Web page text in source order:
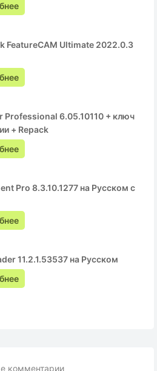
FeatureCAM Ultimate 2022.0.3
Professional 6.05.10110 + ключ
+ Repack
Pro 8.3.10.1277 на Русском с
11.2.1.53537 на Русском
комментарии